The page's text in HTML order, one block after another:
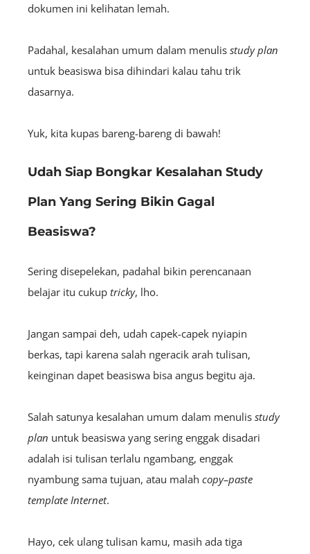
dokumen ini kelihatan lemah.
Padahal, kesalahan umum dalam menulis study plan
untuk beasiswa bisa dihindari kalau tahu trik
dasarnya.
Yuk, kita kupas bareng-bareng di bawah!
Udah Siap Bongkar Kesalahan Study
Plan Yang Sering Bikin Gagal
Beasiswa?
Sering disepelekan, padahal bikin perencanaan
belajar itu cukup tricky, lho.
Jangan sampai deh, udah capek-capek nyiapin
berkas, tapi karena salah ngeracik arah tulisan,
keinginan dapet beasiswa bisa angus begitu aja.
Salah satunya kesalahan umum dalam menulis study
plan untuk beasiswa yang sering enggak disadari
adalah isi tulisan terlalu ngambang, enggak
nyambung sama tujuan, atau malah copy–paste
template Internet.
Hayo, cek ulang tulisan kamu, masih ada tiga